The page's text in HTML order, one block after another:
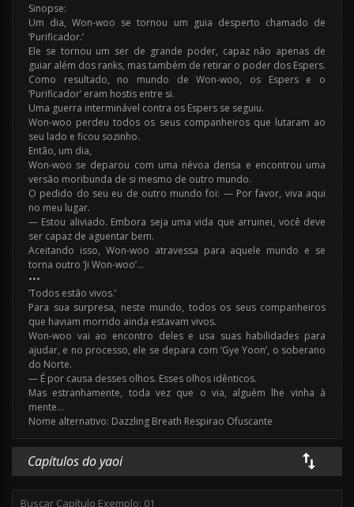
Sinopse:
Um dia, Won-woo se tornou um guia desperto chamado de
‘Purificador.’
Ele se tornou um ser de grande poder, capaz não apenas de
guiar além dos ranks, mas também de retirar o poder dos Espers.
Como resultado, no mundo de Won-woo, os Espers e o
‘Purificador’ eram hostis entre si.
Uma guerra interminável contra os Espers se seguiu.
Won-woo perdeu todos os seus companheiros que lutaram ao
seu lado e ficou sozinho.
Então, um dia,
Won-woo se deparou com uma névoa densa e encontrou uma
versão moribunda de si mesmo de outro mundo.
O pedido do seu eu de outro mundo foi: — Por favor, viva aqui
no meu lugar.
— Estou aliviado. Embora seja uma vida que arruinei, você deve
ser capaz de aguentar bem.
Aceitando isso, Won-woo atravessa para aquele mundo e se
torna outro ‘Ji Won-woo’…
•••
‘Todos estão vivos.’
Para sua surpresa, neste mundo, todos os seus companheiros
que haviam morrido ainda estavam vivos.
Won-woo vai ao encontro deles e usa suas habilidades para
ajudar, e no processo, ele se depara com ‘Gye Yoon’, o soberano
do Norte.
— É por causa desses olhos. Esses olhos idênticos.
Mas estranhamente, toda vez que o via, alguém lhe vinha à
mente…
Nome alternativo: Dazzling Breath Respirao Ofuscante
Capítulos do yaoi